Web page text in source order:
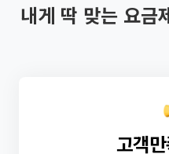
내게 딱 맞는 요금
고객